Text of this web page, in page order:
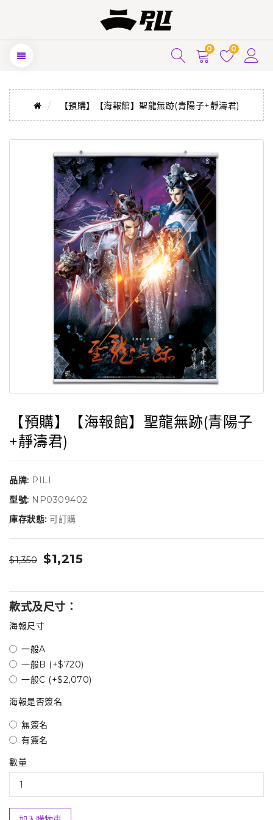
0 0
【預購】【海報館】聖龍無跡(青陽子+靜濤君)
【預購】【海報館】聖龍無跡(青陽子
+靜濤君)
品牌: PILI
型號: NP0309402
庫存狀態: 可訂購
$1,350 $1,215
款式及尺寸：
海報尺寸
一般A
一般B (+$720)
一般C (+$2,070)
海報是否簽名
無簽名
有簽名
數量